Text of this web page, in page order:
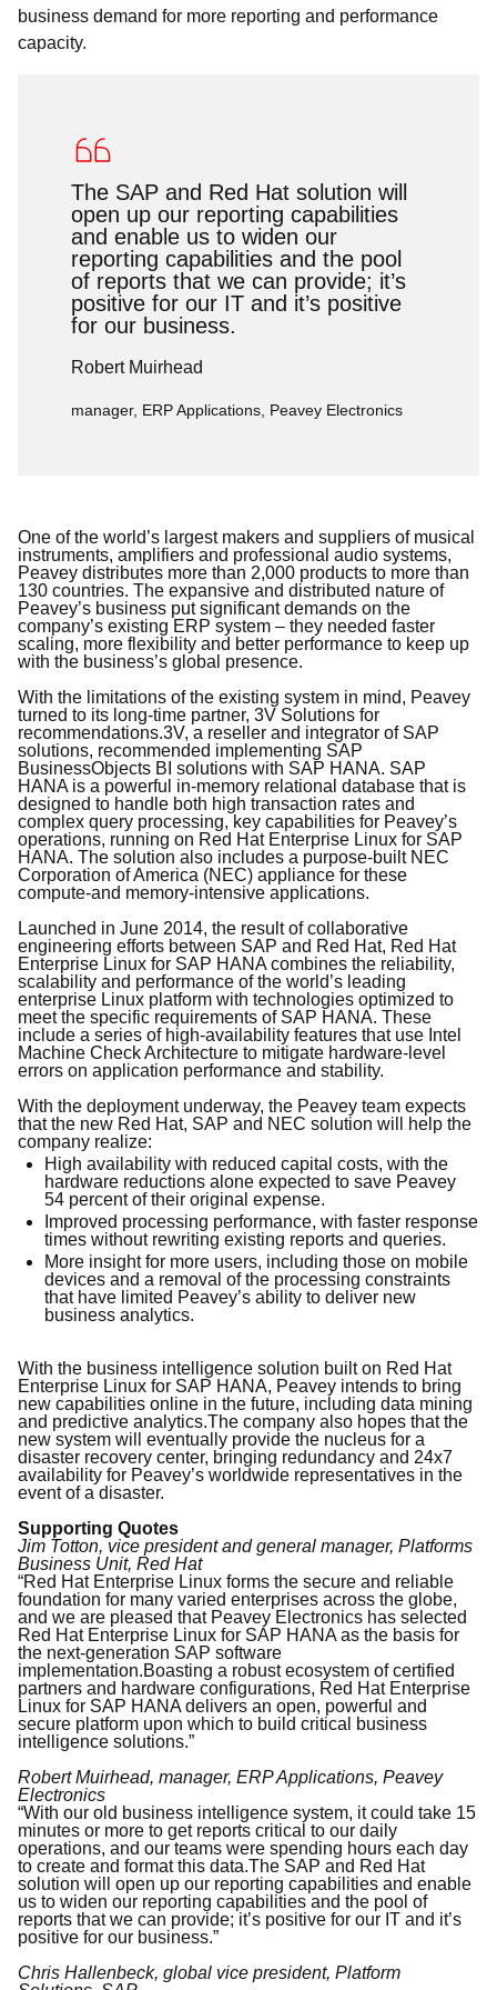
business demand for more reporting and performance
capacity.
The SAP and Red Hat solution will
open up our reporting capabilities
and enable us to widen our
reporting capabilities and the pool
of reports that we can provide; it’s
positive for our IT and it’s positive
for our business.
Robert Muirhead
manager, ERP Applications, Peavey Electronics
One of the world’s largest makers and suppliers of musical
instruments, amplifiers and professional audio systems,
Peavey distributes more than 2,000 products to more than
130 countries. The expansive and distributed nature of
Peavey’s business put significant demands on the
company’s existing ERP system – they needed faster
scaling, more flexibility and better performance to keep up
with the business’s global presence.
With the limitations of the existing system in mind, Peavey
turned to its long-time partner, 3V Solutions for
recommendations.3V, a reseller and integrator of SAP
solutions, recommended implementing SAP
BusinessObjects BI solutions with SAP HANA. SAP
HANA is a powerful in-memory relational database that is
designed to handle both high transaction rates and
complex query processing, key capabilities for Peavey’s
operations, running on Red Hat Enterprise Linux for SAP
HANA. The solution also includes a purpose-built NEC
Corporation of America (NEC) appliance for these
compute-and memory-intensive applications.
Launched in June 2014, the result of collaborative
engineering efforts between SAP and Red Hat, Red Hat
Enterprise Linux for SAP HANA combines the reliability,
scalability and performance of the world’s leading
enterprise Linux platform with technologies optimized to
meet the specific requirements of SAP HANA. These
include a series of high-availability features that use Intel
Machine Check Architecture to mitigate hardware-level
errors on application performance and stability.
With the deployment underway, the Peavey team expects
that the new Red Hat, SAP and NEC solution will help the
company realize:
High availability with reduced capital costs, with the
hardware reductions alone expected to save Peavey
54 percent of their original expense.
Improved processing performance, with faster response
times without rewriting existing reports and queries.
More insight for more users, including those on mobile
devices and a removal of the processing constraints
that have limited Peavey’s ability to deliver new
business analytics.
With the business intelligence solution built on Red Hat
Enterprise Linux for SAP HANA, Peavey intends to bring
new capabilities online in the future, including data mining
and predictive analytics.The company also hopes that the
new system will eventually provide the nucleus for a
disaster recovery center, bringing redundancy and 24x7
availability for Peavey’s worldwide representatives in the
event of a disaster.
Supporting Quotes
Jim Totton, vice president and general manager, Platforms
Business Unit, Red Hat
“Red Hat Enterprise Linux forms the secure and reliable
foundation for many varied enterprises across the globe,
and we are pleased that Peavey Electronics has selected
Red Hat Enterprise Linux for SAP HANA as the basis for
the next-generation SAP software
implementation.Boasting a robust ecosystem of certified
partners and hardware configurations, Red Hat Enterprise
Linux for SAP HANA delivers an open, powerful and
secure platform upon which to build critical business
intelligence solutions.”
Robert Muirhead, manager, ERP Applications, Peavey
Electronics
“With our old business intelligence system, it could take 15
minutes or more to get reports critical to our daily
operations, and our teams were spending hours each day
to create and format this data.The SAP and Red Hat
solution will open up our reporting capabilities and enable
us to widen our reporting capabilities and the pool of
reports that we can provide; it’s positive for our IT and it’s
positive for our business.”
Chris Hallenbeck, global vice president, Platform